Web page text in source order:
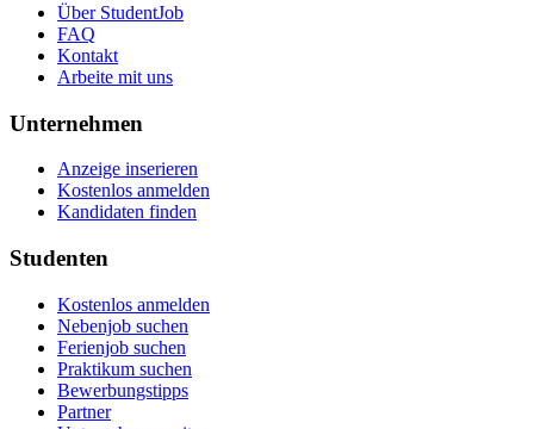
Über StudentJob
FAQ
Kontakt
Arbeite mit uns
Unternehmen
Anzeige inserieren
Kostenlos anmelden
Kandidaten finden
Studenten
Kostenlos anmelden
Nebenjob suchen
Ferienjob suchen
Praktikum suchen
Bewerbungstipps
Partner